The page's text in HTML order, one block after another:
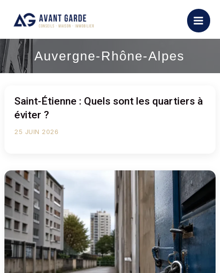
Auvergne-Rhône-Alpes
Saint-Étienne : Quels sont les quartiers à
éviter ?
25 JUIN 2026